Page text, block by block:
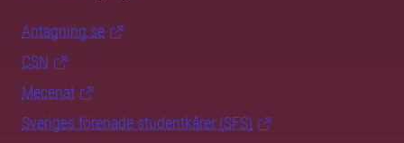
Antagning.se
CSN
Mecenat
Sveriges förenade studentkårer (SFS)